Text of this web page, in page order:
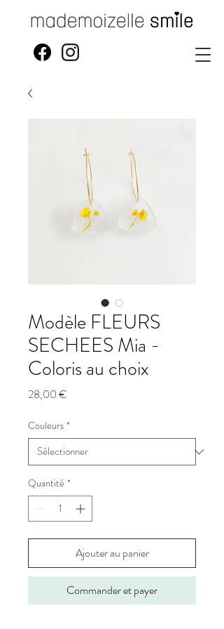
Modèle FLEURS
SECHEES Mia -
Coloris au choix
28,00 €
Couleurs *
Quantité *
Ajouter au panier
Commander et payer